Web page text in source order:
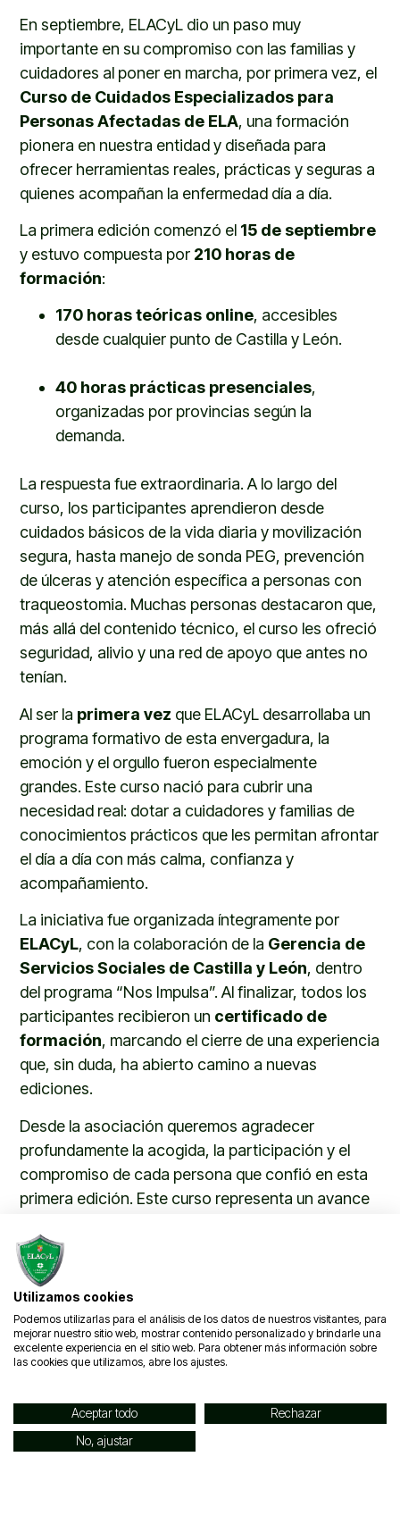
En septiembre, ELACyL dio un paso muy
importante en su compromiso con las familias y
cuidadores al poner en marcha, por primera vez, el
Curso de Cuidados Especializados para
Personas Afectadas de ELA, una formación
pionera en nuestra entidad y diseñada para
ofrecer herramientas reales, prácticas y seguras a
quienes acompañan la enfermedad día a día.
La primera edición comenzó el 15 de septiembre
y estuvo compuesta por 210 horas de
formación:
170 horas teóricas online, accesibles
desde cualquier punto de Castilla y León.
40 horas prácticas presenciales,
organizadas por provincias según la
demanda.
La respuesta fue extraordinaria. A lo largo del
curso, los participantes aprendieron desde
cuidados básicos de la vida diaria y movilización
segura, hasta manejo de sonda PEG, prevención
de úlceras y atención específica a personas con
traqueostomia. Muchas personas destacaron que,
más allá del contenido técnico, el curso les ofreció
seguridad, alivio y una red de apoyo que antes no
tenían.
Al ser la primera vez que ELACyL desarrollaba un
programa formativo de esta envergadura, la
emoción y el orgullo fueron especialmente
grandes. Este curso nació para cubrir una
necesidad real: dotar a cuidadores y familias de
conocimientos prácticos que les permitan afrontar
el día a día con más calma, confianza y
acompañamiento.
La iniciativa fue organizada íntegramente por
ELACyL, con la colaboración de la Gerencia de
Servicios Sociales de Castilla y León, dentro
del programa “Nos Impulsa”. Al finalizar, todos los
participantes recibieron un certificado de
formación, marcando el cierre de una experiencia
que, sin duda, ha abierto camino a nuevas
ediciones.
Desde la asociación queremos agradecer
profundamente la acogida, la participación y el
compromiso de cada persona que confió en esta
primera edición. Este curso representa un avance
formar y cuidar también es una forma de
luchar contra la ELA
ANTERIOR SIGUIENTE
Utilizamos cookies
Podemos utilizarlas para el análisis de los datos de nuestros visitantes, para
mejorar nuestro sitio web, mostrar contenido personalizado y brindarle una
excelente experiencia en el sitio web. Para obtener más información sobre
las cookies que utilizamos, abre los ajustes.
Aceptar todo
Rechazar
No, ajustar